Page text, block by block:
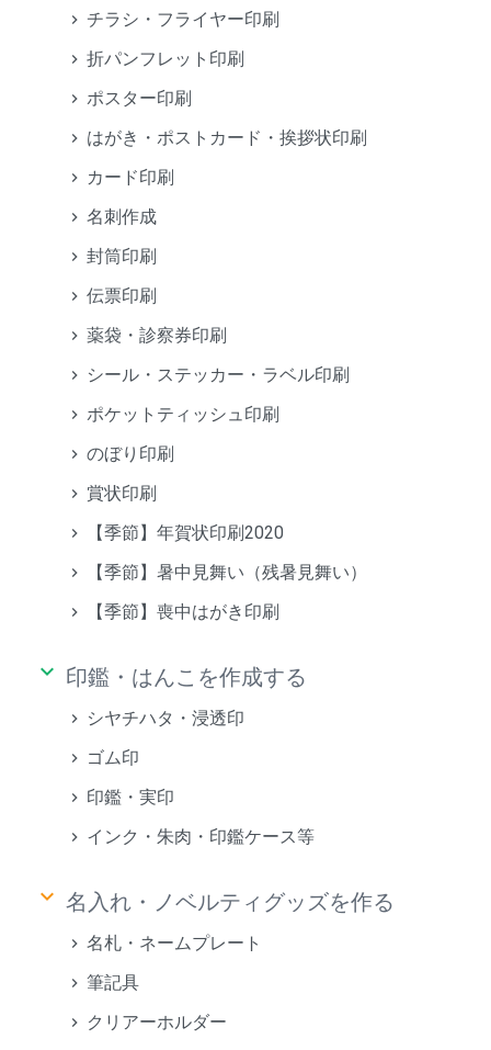
チラシ・フライヤー印刷
折パンフレット印刷
ポスター印刷
はがき・ポストカード・挨拶状印刷
カード印刷
名刺作成
封筒印刷
伝票印刷
薬袋・診察券印刷
シール・ステッカー・ラベル印刷
ポケットティッシュ印刷
のぼり印刷
賞状印刷
【季節】年賀状印刷2020
【季節】暑中見舞い（残暑見舞い）
【季節】喪中はがき印刷
keyboard_arrow_down 印鑑・はんこを作成する
シヤチハタ・浸透印
ゴム印
印鑑・実印
インク・朱肉・印鑑ケース等
keyboard_arrow_down 名入れ・ノベルティグッズを作る
名札・ネームプレート
筆記具
クリアーホルダー